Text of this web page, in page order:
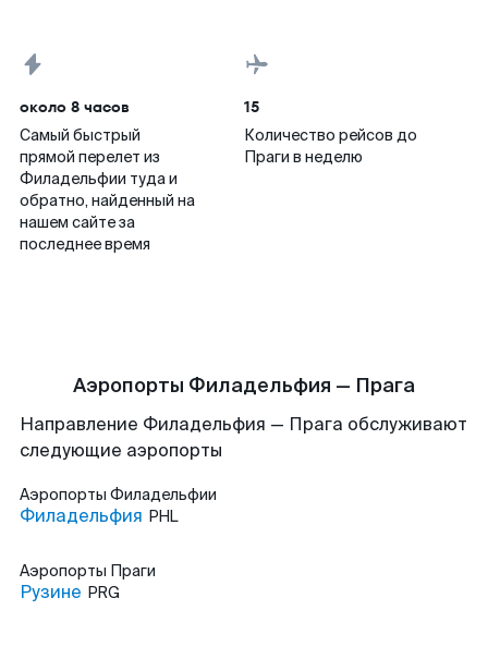
около 8 часов
Самый быстрый
прямой перелет из
Филадельфии туда и
обратно, найденный на
нашем сайте за
последнее время
15
Количество рейсов до
Праги в неделю
Аэропорты Филадельфия — Прага
Направление Филадельфия — Прага обслуживают
следующие аэропорты
Аэропорты Филадельфии
Филадельфия PHL
Аэропорты Праги
Рузине PRG